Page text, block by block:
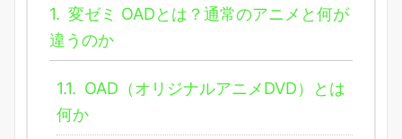
1. 変ゼミ OADとは？通常のアニメと何が
違うのか
1.1. OAD（オリジナルアニメDVD）とは
何か